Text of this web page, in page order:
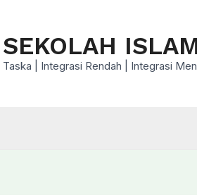
SEKOLAH
Taska | Integrasi Rendah | Integrasi